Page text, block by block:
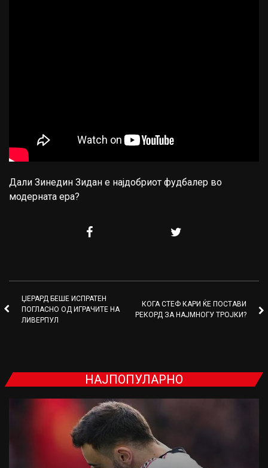
Дали Зинедин Зидан е најдобриот фудбалер во
модерната ера?
ЏЕРАРД БЕШЕ ИСПРАТЕН
ПОГЛАСНО ОД ИГРАЧИТЕ НА
ЛИВЕРПУЛ
КОГА СТЕФ КАРИ ЌЕ ПОСТАВИ
РЕКОРД ЗА НАЈМНОГУ ТРОЈКИ?
НАЈПОПУЛАРНО